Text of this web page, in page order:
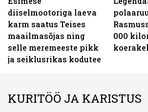
diiselmootoriga laeva
karm saatus Teises
maailmasõjas ning
selle meremeeste pikk
ja seiklusrikas kodutee
000
KURITÖÖ JA KARISTUS